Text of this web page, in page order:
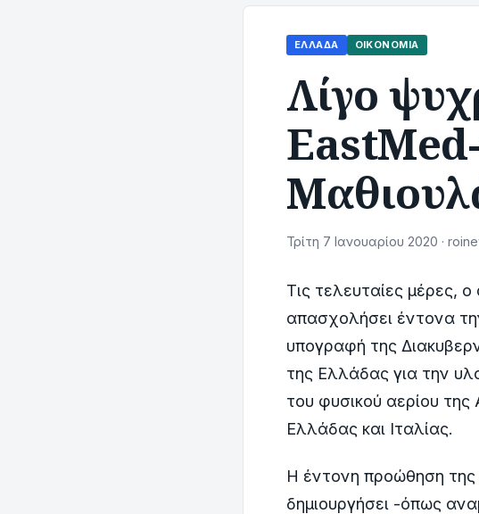
ΕΛΛΆΔΑ ΟΙΚΟΝΟΜΊΑ
Λίγο
Τρίτη 7 Ιανουαρίου 2020 ·
Τις τελευταίες μέρες,
απασχολήσει έντονα
υπογραφή της
της Ελλάδας για την
του φυσικού αερίου
Ελλάδας και Ιταλίας.
Η έντονη προώθηση της
δημιουργήσει -όπως